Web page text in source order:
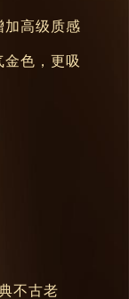
加高级质感
色，更吸
不古老